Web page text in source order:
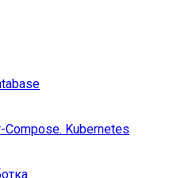
Compose. Kubernetes